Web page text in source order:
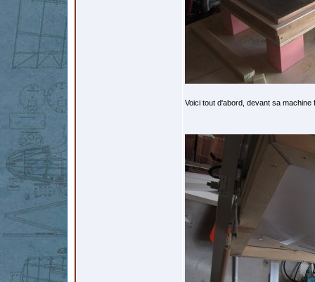
Voici tout d'abord, devant sa